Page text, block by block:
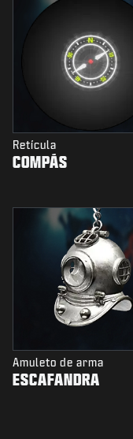
Retícula
COMPÁS
Amuleto de arma
ESCAFANDRA